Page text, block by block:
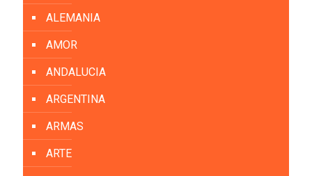
ALEMANIA
AMOR
ANDALUCIA
ARGENTINA
ARMAS
ARTE